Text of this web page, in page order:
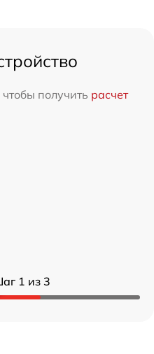
1 из 3
получить расчет